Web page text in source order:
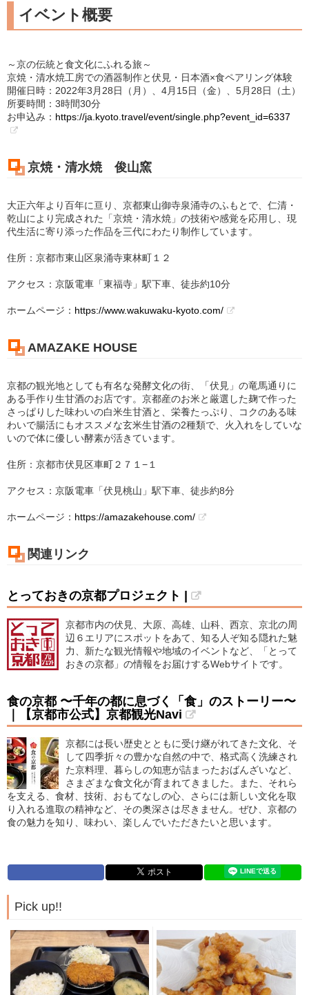
イベント概要
～京の伝統と食文化にふれる旅～
京焼・清水焼工房での酒器制作と伏見・日本酒×食ペアリング体験
開催日時：2022年3月28日（月）、4月15日（金）、5月28日（土）
所要時間：3時間30分
お申込み： https://ja.kyoto.travel/event/single.php?event_id=6337
京焼・清水焼 俊山窯
大正六年より百年に亘り、京都東山御寺泉涌寺のふもとで、仁清・
乾山により完成された「京焼・清水焼」の技術や感覚を応用し、現
代生活に寄り添った作品を三代にわたり制作しています。
住所：京都市東山区泉涌寺東林町１２
アクセス：京阪電車「東福寺」駅下車、徒歩約10分
ホームページ： https://www.wakuwaku-kyoto.com/
AMAZAKE HOUSE
京都の観光地としても有名な発酵文化の街、「伏見」の竜馬通りに
ある手作り生甘酒のお店です。京都産のお米と厳選した麹で作った
さっぱりした味わいの白米生甘酒と、栄養たっぷり、コクのある味
わいで腸活にもオススメな玄米生甘酒の2種類で、火入れをしていな
いので体に優しい酵素が活きています。
住所：京都市伏見区車町２７１−１
アクセス：京阪電車「伏見桃山」駅下車、徒歩約8分
ホームページ： https://amazakehouse.com/
関連リンク
とっておきの京都プロジェクト |
京都市内の伏見、大原、高雄、山科、西京、京北の周
辺６エリアにスポットをあて、知る人ぞ知る隠れた魅
力、新たな観光情報や地域のイベントなど、「とって
おきの京都」の情報をお届けするWebサイトです。
食の京都 〜千年の都に息づく「食」のストーリー〜
｜【京都市公式】京都観光Navi
京都には長い歴史とともに受け継がれてきた文化、そ
して四季折々の豊かな自然の中で、格式高く洗練され
た京料理、暮らしの知恵が詰まったおばんざいなど、
さまざまな食文化が育まれてきました。また、それら
を支える、食材、技術、おもてなしの心、さらには新しい文化を取
り入れる進取の精神など、その奥深さは尽きません。ぜひ、京都の
食の魅力を知り、味わい、楽しんでいただきたいと思います。
Pick up!!